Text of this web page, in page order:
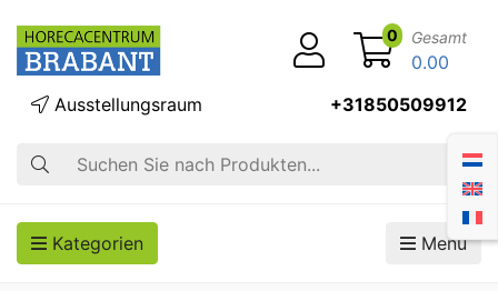
Suche
Ausstellungsraum +31850509912
0 Gesamt
0.00
Kategorien Menü